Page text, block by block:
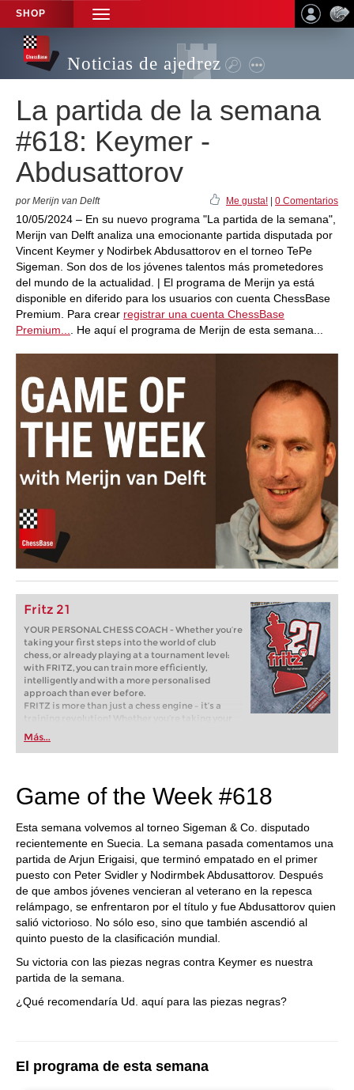
SHOP
TOGGLE
NAVIGATION
Noticias de ajedrez
La partida de la semana
#618: Keymer -
Abdusattorov
por Merijn van Delft Me gusta! 0 Comentarios
10/05/2024 – En su nuevo programa "La partida de la semana",
Merijn van Delft analiza una emocionante partida disputada por
Vincent Keymer y Nodirbek Abdusattorov en el torneo TePe
Sigeman. Son dos de los jóvenes talentos más prometedores
del mundo de la actualidad. | El programa de Merijn ya está
disponible en diferido para los usuarios con cuenta ChessBase
Premium. Para crear registrar una cuenta ChessBase
Premium...
. He aquí el programa de Merijn de esta semana...
Fritz 21
YOUR PERSONAL CHESS COACH - Whether you’re
taking your first steps into the world of club
chess, or already playing at a tournament level:
with FRITZ, you can train more efficiently,
intelligently and with a more personalised
approach than ever before.
FRITZ is more than just a chess engine – it’s a
training revolution! Whether you’re taking your
first steps into the world of club chess, or already
playing at a tournament level: with FRITZ, you can
train more efficiently, intelligently and with a
Más...
Game of the Week #618
Esta semana volvemos al torneo Sigeman & Co. disputado
recientemente en Suecia. La semana pasada comentamos una
partida de Arjun Erigaisi, que terminó empatado en el primer
puesto con Peter Svidler y Nodirmbek Abdusattorov. Después
de que ambos jóvenes vencieran al veterano en la repesca
relámpago, se enfrentaron por el título y fue Abdusattorov quien
salió victorioso. No sólo eso, sino que también ascendió al
quinto puesto de la clasificación mundial.
Su victoria con las piezas negras contra Keymer es nuestra
partida de la semana.
¿Qué recomendaría Ud. aquí para las piezas negras?
El programa de esta semana